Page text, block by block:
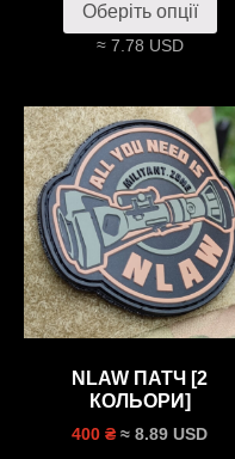
Оберіть опції
≈ 7.78 USD
NLAW ПАТЧ [2
КОЛЬОРИ]
400 ₴ ≈ 8.89 USD